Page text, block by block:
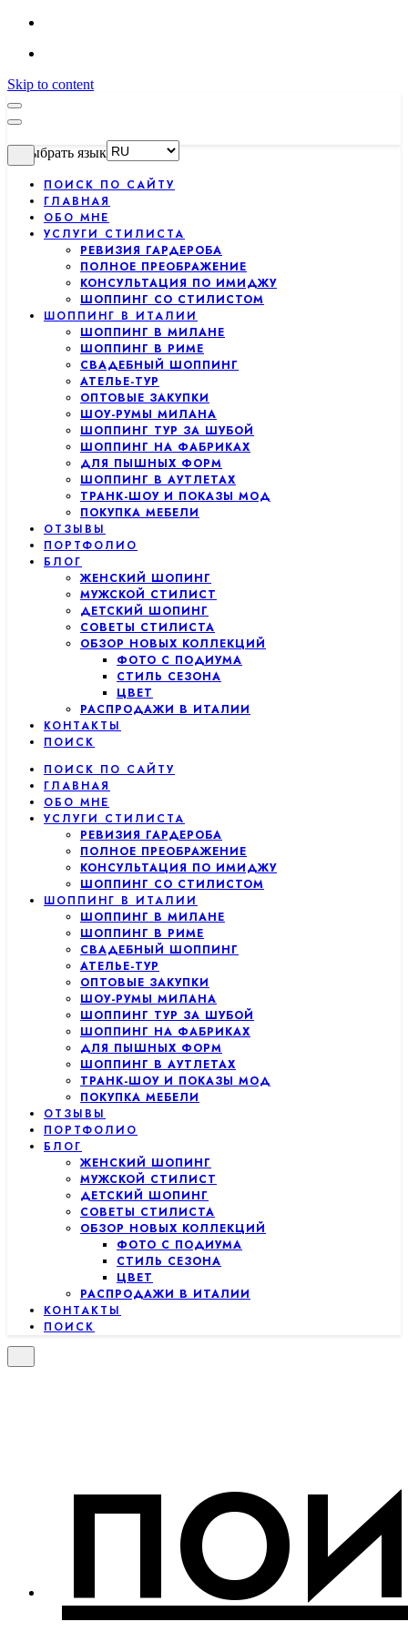
Skip to content
Выбрать язык
ПОИСК ПО САЙТУ
ГЛАВНАЯ
ОБО МНЕ
УСЛУГИ СТИЛИСТА
РЕВИЗИЯ ГАРДЕРОБА
ПОЛНОЕ ПРЕОБРАЖЕНИЕ
КОНСУЛЬТАЦИЯ ПО ИМИДЖУ
ШОППИНГ СО СТИЛИСТОМ
ШОППИНГ В ИТАЛИИ
ШОППИНГ В МИЛАНЕ
ШОППИНГ В РИМЕ
СВАДЕБНЫЙ ШОППИНГ
АТЕЛЬЕ-ТУР
ОПТОВЫЕ ЗАКУПКИ
ШОУ-РУМЫ МИЛАНА
ШОППИНГ ТУР ЗА ШУБОЙ
ШОППИНГ НА ФАБРИКАХ
ДЛЯ ПЫШНЫХ ФОРМ
ШОППИНГ В АУТЛЕТАХ
ТРАНК-ШОУ И ПОКАЗЫ МОД
ПОКУПКА МЕБЕЛИ
ОТЗЫВЫ
ПОРТФОЛИО
БЛОГ
ЖЕНСКИЙ ШОПИНГ
МУЖСКОЙ СТИЛИСТ
ДЕТСКИЙ ШОПИНГ
СОВЕТЫ СТИЛИСТА
ОБЗОР НОВЫХ КОЛЛЕКЦИЙ
ФОТО С ПОДИУМА
СТИЛЬ СЕЗОНА
ЦВЕТ
РАСПРОДАЖИ В ИТАЛИИ
КОНТАКТЫ
ПОИСК
ПОИСК ПО САЙТУ
ГЛАВНАЯ
ОБО МНЕ
УСЛУГИ СТИЛИСТА
РЕВИЗИЯ ГАРДЕРОБА
ПОЛНОЕ ПРЕОБРАЖЕНИЕ
КОНСУЛЬТАЦИЯ ПО ИМИДЖУ
ШОППИНГ СО СТИЛИСТОМ
ШОППИНГ В ИТАЛИИ
ШОППИНГ В МИЛАНЕ
ШОППИНГ В РИМЕ
СВАДЕБНЫЙ ШОППИНГ
АТЕЛЬЕ-ТУР
ОПТОВЫЕ ЗАКУПКИ
ШОУ-РУМЫ МИЛАНА
ШОППИНГ ТУР ЗА ШУБОЙ
ШОППИНГ НА ФАБРИКАХ
ДЛЯ ПЫШНЫХ ФОРМ
ШОППИНГ В АУТЛЕТАХ
ТРАНК-ШОУ И ПОКАЗЫ МОД
ПОКУПКА МЕБЕЛИ
ОТЗЫВЫ
ПОРТФОЛИО
БЛОГ
ЖЕНСКИЙ ШОПИНГ
МУЖСКОЙ СТИЛИСТ
ДЕТСКИЙ ШОПИНГ
СОВЕТЫ СТИЛИСТА
ОБЗОР НОВЫХ КОЛЛЕКЦИЙ
ФОТО С ПОДИУМА
СТИЛЬ СЕЗОНА
ЦВЕТ
РАСПРОДАЖИ В ИТАЛИИ
КОНТАКТЫ
ПОИСК